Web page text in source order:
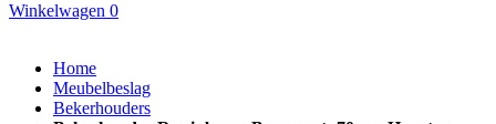
Winkelwagen 0
Home
Meubelbeslag
Bekerhouders